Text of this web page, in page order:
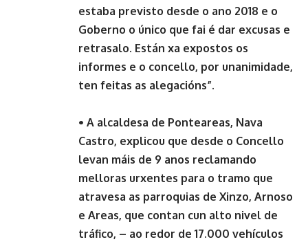
estaba previsto desde o ano 2018 e o
Goberno o único que fai é dar excusas e
retrasalo. Están xa expostos os
informes e o concello, por unanimidade,
ten feitas as alegacións”.
• A alcaldesa de Ponteareas, Nava
Castro, explicou que desde o Concello
levan máis de 9 anos reclamando
melloras urxentes para o tramo que
atravesa as parroquias de Xinzo, Arnoso
e Areas, que contan cun alto nivel de
tráfico, – ao redor de 17.000 vehículos